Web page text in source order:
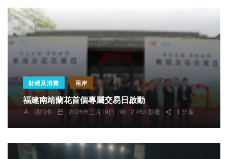
財經及消費 兩岸
福建南靖蘭花首個專屬交易日啟動
洪阿冬 2026年三月19日 2,453 觀看 1 分享